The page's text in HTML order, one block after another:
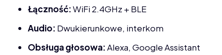
Łączność:WiFi 2.4GHz + BLE
Audio: Dwukierunkowe, interkom
Obsługa głosowa:Alexa, Google Assistant